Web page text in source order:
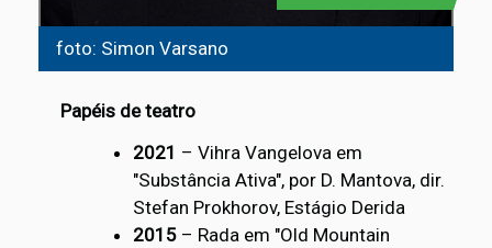
foto: Simon Varsano
Papéis de teatro
2021 – Vihra Vangelova em
"Substância Ativa", por D. Mantova, dir.
Stefan Prokhorov, Estágio Derida
2015– Rada em "Old Mountain